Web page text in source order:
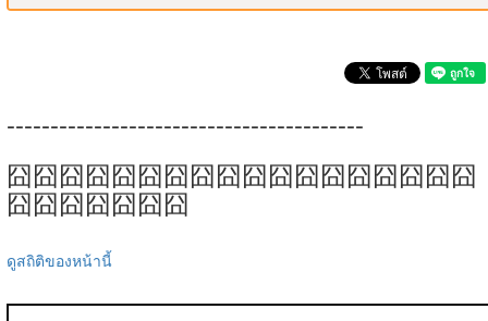
-----------------------------------------
囧囧囧囧囧囧囧囧囧囧囧囧囧囧囧囧囧囧
囧囧囧囧囧囧囧
ดูสถิติของหน้านี้